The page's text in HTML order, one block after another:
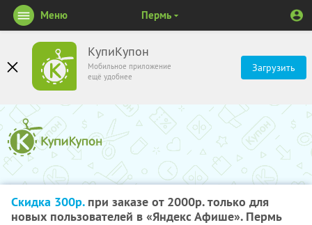
КупиКупон
Мобильное приложение
ещё удобнее
Загрузить
Меню Пермь
Скидка 300р.при заказе от 2000р. только для
новых пользователей в «Яндекс Афише». Пермь